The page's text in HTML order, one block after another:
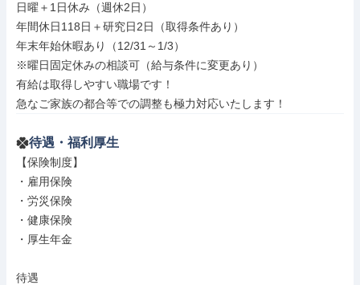
日曜＋1日休み（週休2日）
年間休日118日＋研究日2日（取得条件あり）
年末年始休暇あり（12/31～1/3）
※曜日固定休みの相談可（給与条件に変更あり）
有給は取得しやすい職場です！
急なご家族の都合等での調整も極力対応いたします！
待遇・福利厚生
【保険制度】
・雇用保険
・労災保険
・健康保険
・厚生年金
待遇